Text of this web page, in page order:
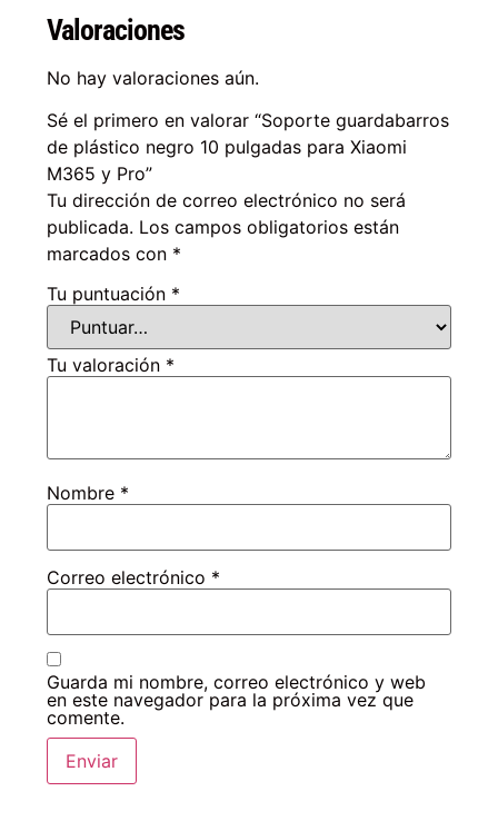
Valoraciones
No hay valoraciones aún.
Sé el primero en valorar “Soporte guardabarros
de plástico negro 10 pulgadas para Xiaomi
M365 y Pro”
Tu dirección de correo electrónico no será
publicada. Los campos obligatorios están
marcados con *
Tu puntuación *
Tu valoración *
Nombre *
Correo electrónico *
Guarda mi nombre, correo electrónico y web
en este navegador para la próxima vez que
comente.